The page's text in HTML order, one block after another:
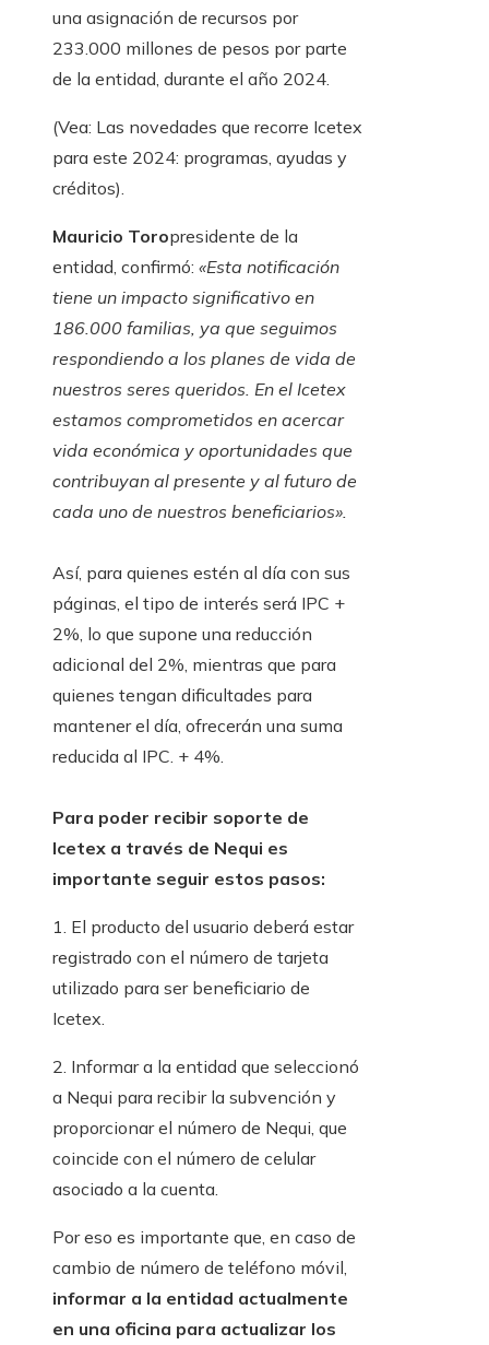
una asignación de recursos por
233.000 millones de pesos por parte
de la entidad, durante el año 2024.
(Vea: Las novedades que recorre Icetex
para este 2024: programas, ayudas y
créditos).
Mauricio Toropresidente de la
entidad, confirmó: «Esta notificación
tiene un impacto significativo en
186.000 familias, ya que seguimos
respondiendo a los planes de vida de
nuestros seres queridos. En el Icetex
estamos comprometidos en acercar
vida económica y oportunidades que
contribuyan al presente y al futuro de
cada uno de nuestros beneficiarios».
Así, para quienes estén al día con sus
páginas, el tipo de interés será IPC +
2%, lo que supone una reducción
adicional del 2%, mientras que para
quienes tengan dificultades para
mantener el día, ofrecerán una suma
reducida al IPC. + 4%.
Para poder recibir soporte de
Icetex a través de Nequi es
importante seguir estos pasos:
1. El producto del usuario deberá estar
registrado con el número de tarjeta
utilizado para ser beneficiario de
Icetex.
2. Informar a la entidad que seleccionó
a Nequi para recibir la subvención y
proporcionar el número de Nequi, que
coincide con el número de celular
asociado a la cuenta.
Por eso es importante que, en caso de
cambio de número de teléfono móvil,
informar a la entidad actualmente
en una oficina para actualizar los